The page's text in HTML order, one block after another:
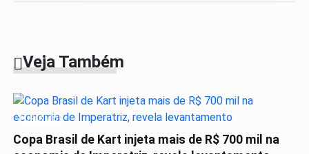
Veja Também
TURISMO
Copa Brasil de Kart injeta mais de R$ 700 mil na